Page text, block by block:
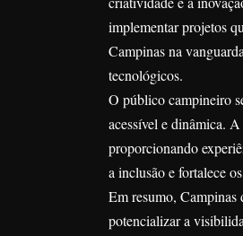
implementar projetos
Campinas na
tecnológicos.
O público campineiro
acessível e dinâmica.
proporcionando
a inclusão e fortalece
Em resumo, Campinas
potencializar a